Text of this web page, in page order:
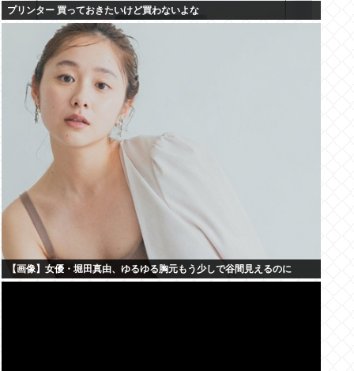
プリンター 買っておきたいけど買わないよな
【画像】女優・堀田真由、ゆるゆる胸元もう少しで谷間見えるのに